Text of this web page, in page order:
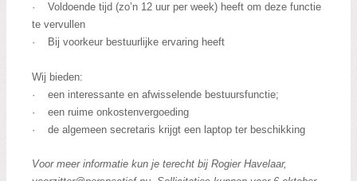
· Voldoende tijd (zo’n 12 uur per week) heeft om deze functie
te vervullen
· Bij voorkeur bestuurlijke ervaring heeft
Wij bieden:
· een interessante en afwisselende bestuursfunctie;
· een ruime onkostenvergoeding
· de algemeen secretaris krijgt een laptop ter beschikking
Voor meer informatie kun je terecht bij Rogier Havelaar,